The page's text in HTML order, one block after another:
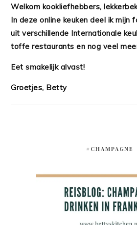
Welkom kookliefhebbers,
In deze online keuken deel ik mijn
uit verschillende Internationale
toffe restaurants en nog veel
Eet smakelijk alvast!
Groetjes, Betty
#CHAMPAGNE